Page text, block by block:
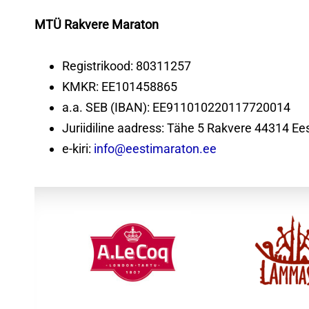
MTÜ Rakvere Maraton
Registrikood: 80311257
KMKR: EE101458865
a.a. SEB (IBAN): EE911010220117720014
Juriidiline aadress: Tähe 5 Rakvere 44314
e-kiri: info@eestimaraton.ee